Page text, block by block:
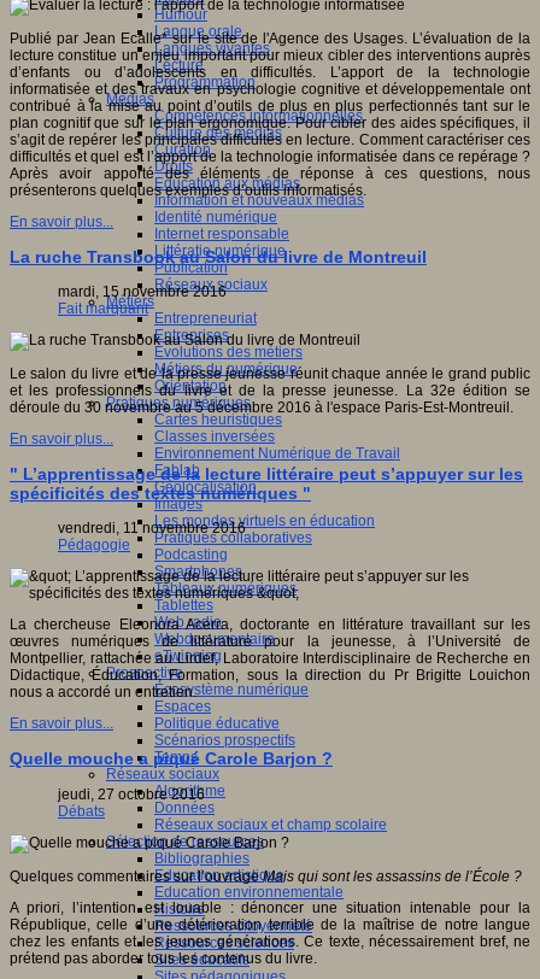
Humour
Langue orale
Langues vivantes
Lecture
Programmation
Médias
Compétences informationnelles
Culture des médias
Curation
Droits
Education aux médias
Information et nouveaux médias
Identité numérique
Internet responsable
Littératie numérique
Publication
Réseaux sociaux
Métiers
Entrepreneuriat
Entreprises
Evolutions des métiers
Métiers du numérique
Orientation
Pratiques numériques
Cartes heuristiques
Classes inversées
Environnement Numérique de Travail
Fablab
Géolocalisation
Images
Les mondes virtuels en éducation
Pratiques collaboratives
Podcasting
Smartphones
Tableaux numériques
Tablettes
Web radio
Webdocumentaire
eTwinning
Prospective
Ecosystème numérique
Espaces
Politique éducative
Scénarios prospectifs
Temps
Réseaux sociaux
Algorithme
Données
Réseaux sociaux et champ scolaire
Sélection de ressources
Bibliographies
Education artistique
Education environnementale
Histoire
Ressources citoyenneté
Ressources sciences
Sites éducatifs
Publié par Jean Ecalle* sur le site de l'Agence des Usages. L’évaluation de la
lecture constitue un enjeu important pour mieux cibler des interventions auprès
d’enfants ou d’adolescents en difficultés. L’apport de la technologie
informatisée et des travaux en psychologie cognitive et développementale ont
contribué à la mise au point d’outils de plus en plus perfectionnés tant sur le
plan cognitif que sur le plan ergonomique. Pour cibler des aides spécifiques, il
s’agit de repérer les principales difficultés en lecture. Comment caractériser ces
difficultés et quel est l’apport de la technologie informatisée dans ce repérage ?
Après avoir apporté des éléments de réponse à ces questions, nous
présenterons quelques exemples d’outils informatisés.
En savoir plus...
La ruche Transbook au Salon du livre de Montreuil
mardi, 15 novembre 2016
Fait marquant
Le salon du livre et de la presse jeunesse réunit chaque année le grand public
et les professionnels du livre et de la presse jeunesse. La 32e édition se
déroule du 30 novembre au 5 décembre 2016 à l'espace Paris-Est-Montreuil.
En savoir plus...
" L’apprentissage de la lecture littéraire peut s’appuyer sur les
spécificités des textes numériques "
vendredi, 11 novembre 2016
Pédagogie
La chercheuse Eleonora Acerra, doctorante en littérature travaillant sur les
œuvres numériques de littérature pour la jeunesse, à l’Université de
Montpellier, rattachée au Lirdef, Laboratoire Interdisciplinaire de Recherche en
Didactique, Éducation, Formation, sous la direction du Pr Brigitte Louichon
nous a accordé un entretien.
En savoir plus...
Quelle mouche a piqué Carole Barjon ?
jeudi, 27 octobre 2016
Débats
Quelques commentaires sur l’ouvrageMais qui sont les assassins de l’École ?
A priori, l’intention est louable : dénoncer une situation intenable pour la
République, celle d’une détérioration terrible de la maîtrise de notre langue
chez les enfants et les jeunes générations. Ce texte, nécessairement bref, ne
prétend pas aborder tous les contenus du livre.